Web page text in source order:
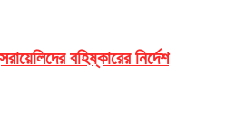
বহিষ্কারের নির্দেশ